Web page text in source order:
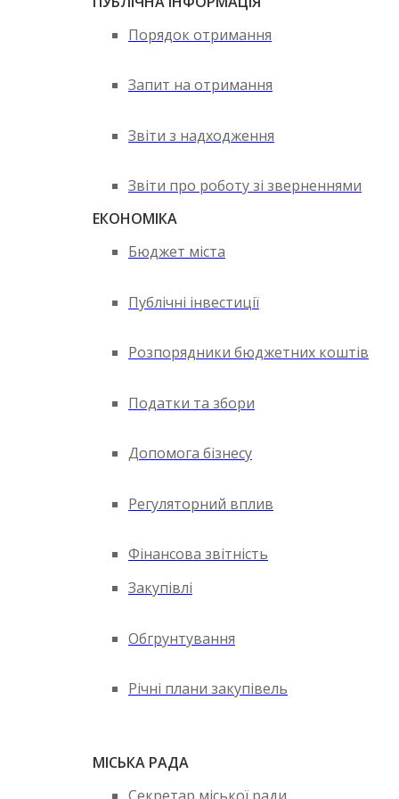
Порядок отримання
Запит на отримання
Звіти з надходження
Звіти про роботу зі зверненнями
ЕКОНОМІКА
Бюджет міста
Публічні інвестиції
Розпорядники бюджетних коштів
Податки та збори
Допомога бізнесу
Регуляторний вплив
Фінансова звітність
Закупівлі
Обгрунтування
Річні плани закупівель
МІСЬКА РАДА
Секретар міської ради